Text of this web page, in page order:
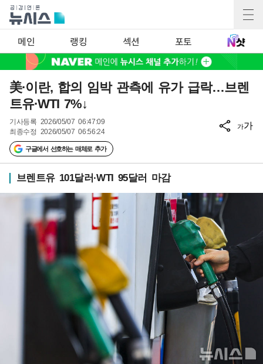
메인 랭킹 섹션 포토
美·이란, 합의 임박 관측에 유가 급락…브렌
트유·WTI 7%↓
기사등록 2026/05/07 06:47:09
최종수정 2026/05/07 06:56:24
구글에서 선호하는 매체로 추가
가가
브렌트유 101달러·WTI 95달러 마감